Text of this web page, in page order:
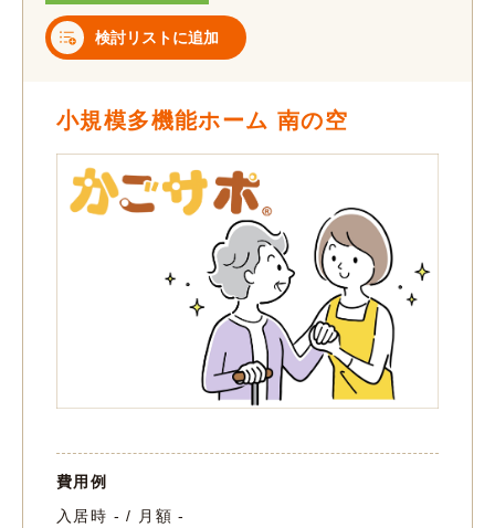
検討リストに追加
小規模多機能ホーム 南の空
費用例
入居時 - / 月額 -